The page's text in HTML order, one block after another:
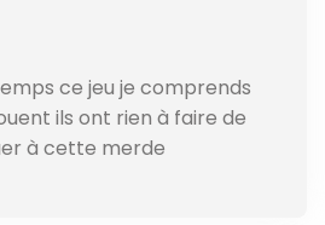
ce jeu je comprends
ils ont rien à faire de
à cette merde